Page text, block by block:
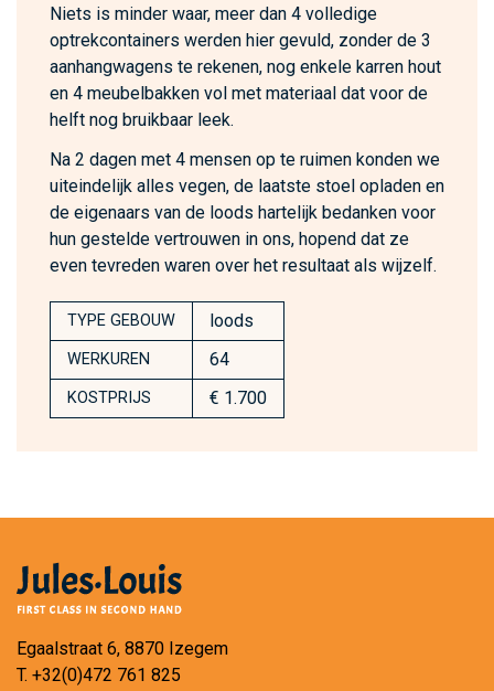
Niets is minder waar, meer dan 4 volledige
optrekcontainers werden hier gevuld, zonder de 3
aanhangwagens te rekenen, nog enkele karren hout
en 4 meubelbakken vol met materiaal dat voor de
helft nog bruikbaar leek.
Na 2 dagen met 4 mensen op te ruimen konden we
uiteindelijk alles vegen, de laatste stoel opladen en
de eigenaars van de loods hartelijk bedanken voor
hun gestelde vertrouwen in ons, hopend dat ze
even tevreden waren over het resultaat als wijzelf.
TYPE GEBOUW loods
WERKUREN 64
KOSTPRIJS € 1.700
Egaalstraat 6, 8870 Izegem
T. +32(0)472 761 825